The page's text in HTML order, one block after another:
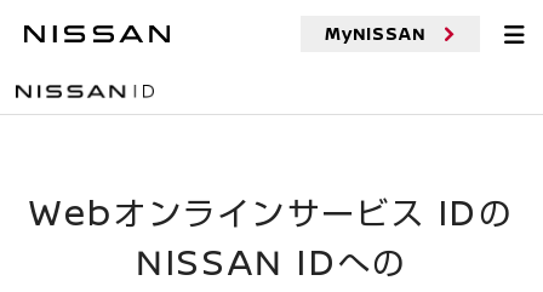
MyNISSAN
Webオンラインサービス ID の
NISSAN
ID への